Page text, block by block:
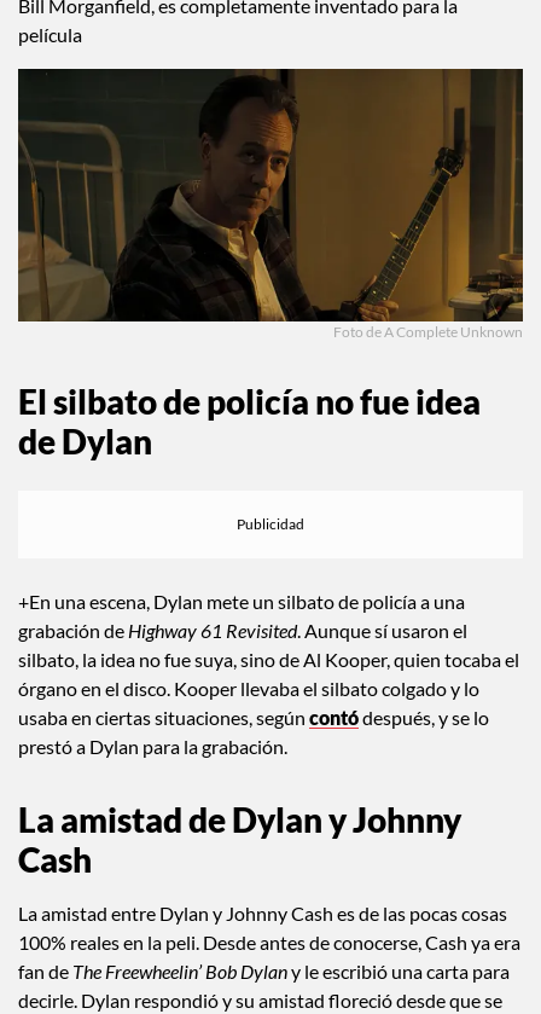
Bill Morganfield, es completamente inventado para la
película
Foto de A Complete Unknown
El silbato de policía no fue idea
de Dylan
+En una escena, Dylan mete un silbato de policía a una
grabación de Highway 61 Revisited. Aunque sí usaron el
silbato, la idea no fue suya, sino de Al Kooper, quien tocaba el
órgano en el disco. Kooper llevaba el silbato colgado y lo
usaba en ciertas situaciones, según contódespués, y se lo
prestó a Dylan para la grabación.
La amistad de Dylan y Johnny
Cash
La amistad entre Dylan y Johnny Cash es de las pocas cosas
100% reales en la peli. Desde antes de conocerse, Cash ya era
fan de The Freewheelin’ Bob Dylany le escribió una carta para
decirle. Dylan respondió y su amistad floreció desde que se